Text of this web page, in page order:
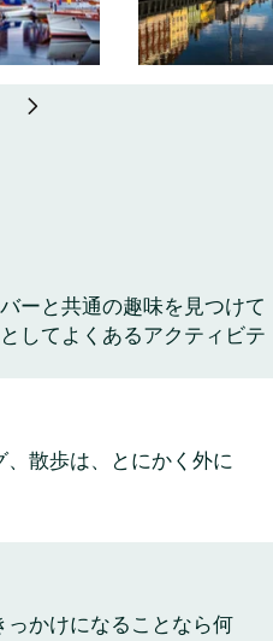
ーと共通の趣味を見つけて
してよくあるアクティビテ
散歩は、とにかく外に
かけになることなら何